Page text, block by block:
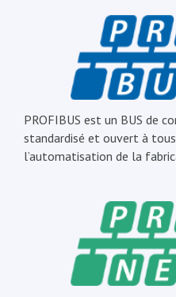
PROFIBUS est un BUS de
standardisé et ouvert à
l’automatisation de la